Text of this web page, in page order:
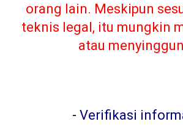
orang lain. Meskipun
teknis legal, itu mungkin
atau
- Verifikasi